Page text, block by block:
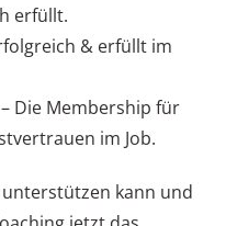
erfüllt.
& erfüllt im
– Die Membership für
im Job.
kann und